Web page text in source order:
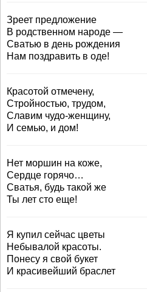
Зреет предложение
В родственном народе —
Сватью в день рождения
Нам поздравить в оде!
Красотой отмечену,
Стройностью, трудом,
Славим чудо-женщину,
И семью, и дом!
Нет моршин на коже,
Сердце горячо…
Сватья, будь такой же
Ты лет сто еще!
Я купил сейчас цветы
Небывалой красоты.
Понесу я свой букет
И красивейший браслет